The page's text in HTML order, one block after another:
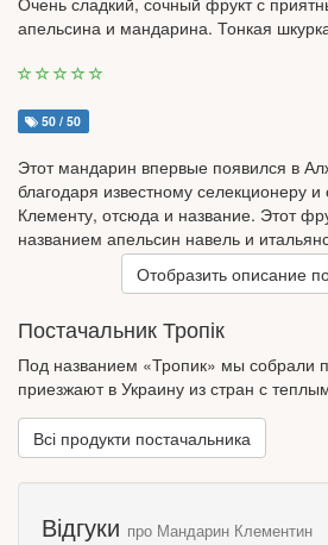
апельсина и мандарина. Тонкая
50 / 50
Этот мандарин впервые появился в
благодаря известному селекционеру
Клементу, отсюда и название. Этот
названием апельсин навель и
он очень похож на мандарин, разница
клементина окрас более яркий,
крепкая, мякоть очень душистая и
косточки.
Эти мандарины кушают в сыром виде,
применяют и для приготовления
них выходят прекрасные торты,
очень многое другое.
Интересно знать, что в Англии любят
бренди.
Отобразить описание
Постачальник Тропік
Под названием «Тропик» мы собрали
приезжают в Украину из стран с
Всі продукти постачальника
Відгуки про Мандарин Клементин